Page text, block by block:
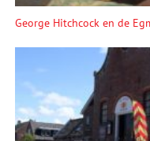
George Hitchcock en de